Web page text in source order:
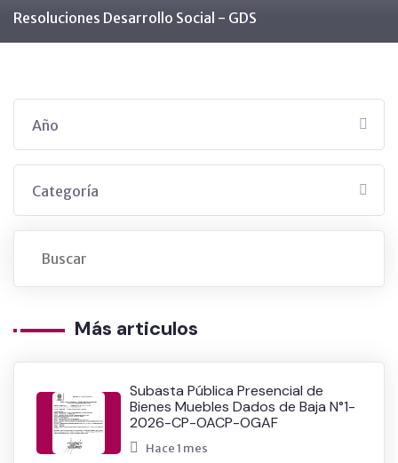
Resoluciones Desarrollo Social - GDS
Año
Categoría
Más articulos
Subasta Pública Presencial de
Bienes Muebles Dados de Baja N°1-
2026-CP-OACP-OGAF
Hace 1 mes